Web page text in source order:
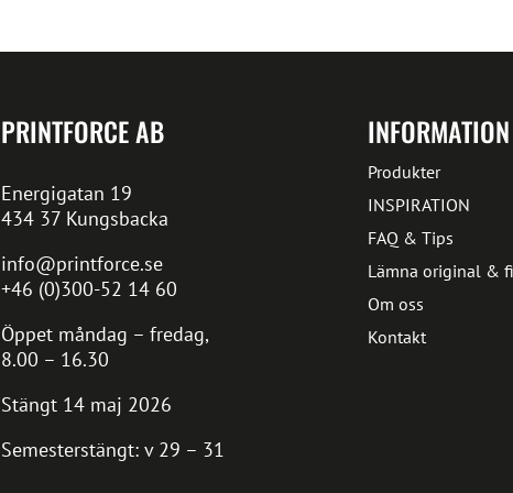
PRINTFORCE AB
Energigatan 19
434 37 Kungsbacka
info@printforce.se
+46 (0)300-52 14 60
Öppet måndag – fredag,
8.00 – 16.30
Stängt 14 maj 2026
Semesterstängt: v 29 – 31
INFORMATION
Produkter
INSPIRATION
FAQ & Tips
Lämna original &
Om oss
Kontakt